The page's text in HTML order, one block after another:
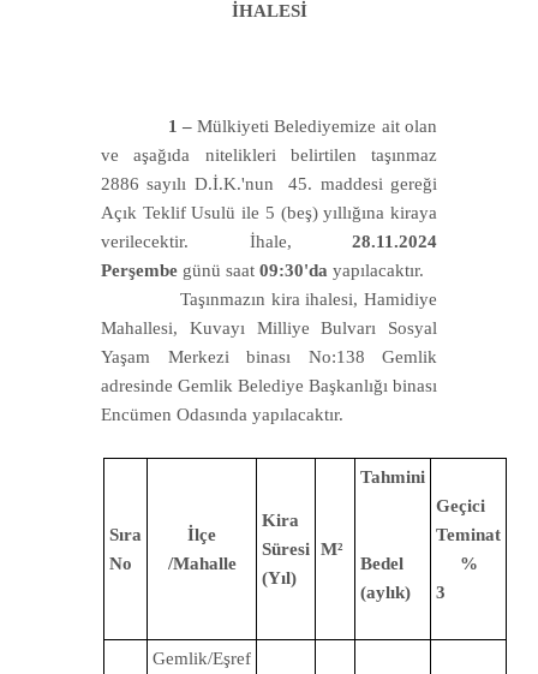
İHALESİ
1 –Mülkiyeti Belediyemize ait olan
ve aşağıda nitelikleri belirtilen taşınmaz
2886 sayılı D.İ.K.'nun 45. maddesi gereği
Açık Teklif Usulü ile 5 (beş) yıllığına kiraya
verilecektir. İhale, 28.11.2024
Perşembe günü saat 09:30'da yapılacaktır.
Taşınmazın kira ihalesi, Hamidiye
Mahallesi, Kuvayı Milliye Bulvarı Sosyal
Yaşam Merkezi binası No:138 Gemlik
adresinde Gemlik Belediye Başkanlığı binası
Encümen Odasında yapılacaktır.
Sıra
No
İlçe
/Mahalle
Kira
Süresi
(Yıl)
M²
Tahmini
Bedel
(aylık)
Geçici
Teminat
%
3
Gemlik/Eşref